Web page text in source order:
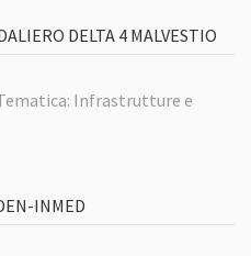
DELTA 4 MALVESTIO
Infrastrutture e
INMED